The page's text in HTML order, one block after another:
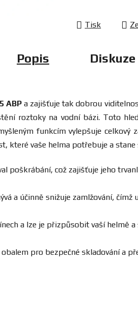
Tisk
Popis Diskuze
ABPa zajišťuje tak dobrou
roztoky na vodní bázi. Toto
funkcím vylepšuje
vaše helma potřebuje a stane
poškrábání, což zajišťuje jeho
a účinně snižuje zamlžování,
a lze je přizpůsobit vaší
pro bezpečné skladování a